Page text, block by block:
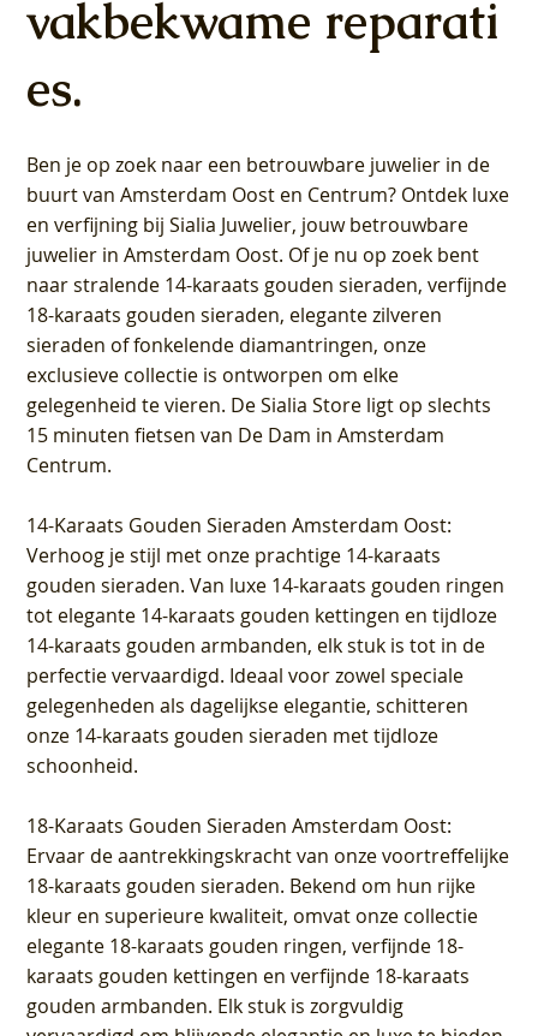
vakbekwame reparati
es.
Ben je op zoek naar een betrouwbare juwelier in de
buurt van Amsterdam Oost en Centrum? Ontdek luxe
en verfijning bij Sialia Juwelier, jouw betrouwbare
juwelier in Amsterdam Oost. Of je nu op zoek bent
naar stralende 14-karaats gouden sieraden, verfijnde
18-karaats gouden sieraden, elegante zilveren
sieraden of fonkelende diamantringen, onze
exclusieve collectie is ontworpen om elke
gelegenheid te vieren. De Sialia Store ligt op slechts
15 minuten fietsen van De Dam in Amsterdam
Centrum.
14-Karaats Gouden Sieraden Amsterdam Oost:
Verhoog je stijl met onze prachtige 14-karaats
gouden sieraden. Van luxe 14-karaats gouden ringen
tot elegante 14-karaats gouden kettingen en tijdloze
14-karaats gouden armbanden, elk stuk is tot in de
perfectie vervaardigd. Ideaal voor zowel speciale
gelegenheden als dagelijkse elegantie, schitteren
onze 14-karaats gouden sieraden met tijdloze
schoonheid.
18-Karaats Gouden Sieraden Amsterdam Oost:
Ervaar de aantrekkingskracht van onze voortreffelijke
18-karaats gouden sieraden. Bekend om hun rijke
kleur en superieure kwaliteit, omvat onze collectie
elegante 18-karaats gouden ringen, verfijnde 18-
karaats gouden kettingen en verfijnde 18-karaats
gouden armbanden. Elk stuk is zorgvuldig